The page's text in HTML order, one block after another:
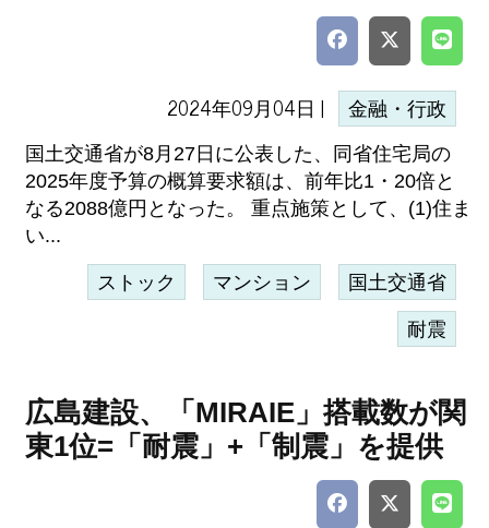
2024年09月04日 | 金融・行政
国土交通省が8月27日に公表した、同省住宅局の
2025年度予算の概算要求額は、前年比1・20倍と
なる2088億円となった。 重点施策として、(1)住ま
い...
ストック マンション 国土交通省
耐震
広島建設、「MIRAIE」搭載数が関
東1位=「耐震」+「制震」を提供